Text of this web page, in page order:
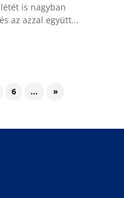
is nagyban
az azzal együtt...
6 ... »